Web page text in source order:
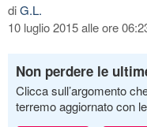
diG.L.
10 luglio 2015 alle ore
Non perdere le
Clicca sull’argomento
terremo aggiornato con